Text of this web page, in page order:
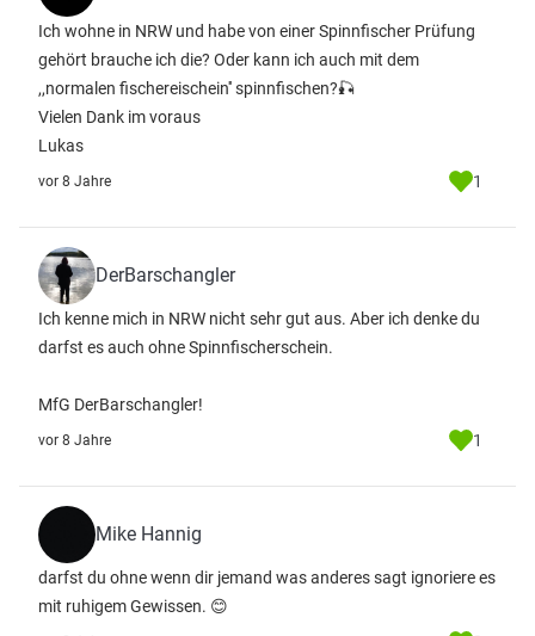
Ich wohne in NRW und habe von einer Spinnfischer Prüfung
gehört brauche ich die? Oder kann ich auch mit dem
,,normalen fischereischein'' spinnfischen?🎣
Vielen Dank im voraus
Lukas
vor 8 Jahre 1
DerBarschangler
Ich kenne mich in NRW nicht sehr gut aus. Aber ich denke du
darfst es auch ohne Spinnfischerschein.
MfG DerBarschangler!
vor 8 Jahre 1
Mike Hannig
darfst du ohne wenn dir jemand was anderes sagt ignoriere es
mit ruhigem Gewissen. 😊